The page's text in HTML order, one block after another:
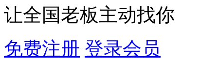
让全国老板主动找你
免费注册 登录会员